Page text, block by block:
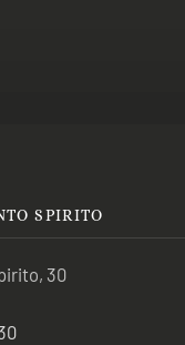
SPIRITO
30